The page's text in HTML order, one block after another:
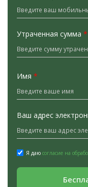
Утраченная сумма *
Имя *
Ваш адрес
Я даю согласие на